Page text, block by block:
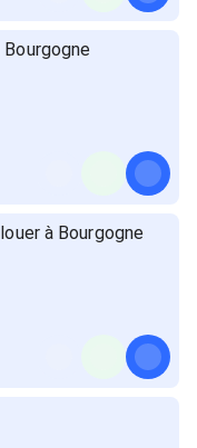
Bourgogne
à Bourgogne